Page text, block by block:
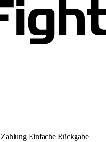
Zahlung Einfache Rückgabe